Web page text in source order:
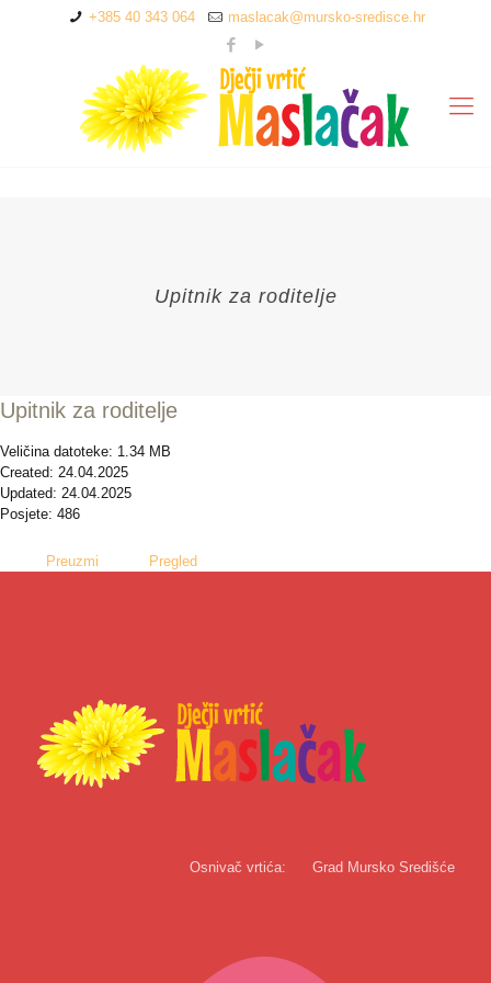
+385 40 343 064 maslacak@mursko-sredisce.hr
Upitnik za roditelje
Upitnik za roditelje
Veličina datoteke: 1.34 MB
Created: 24.04.2025
Updated: 24.04.2025
Posjete: 486
Preuzmi Pregled
Osnivač vrtića: Grad Mursko Središće